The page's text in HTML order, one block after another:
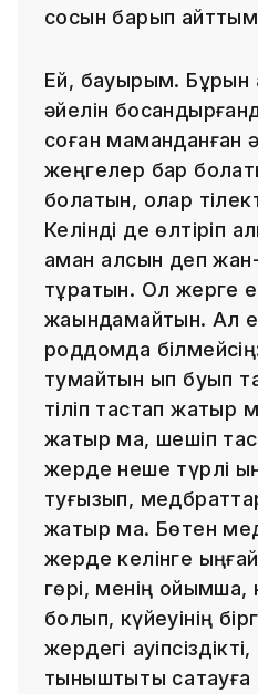
сосын барып
Ей, бауырым. Бұрын
әйелін
соған маманданған
жеңгелер бар
болатын, олар
Келінді де өлтіріп
аман қалсын деп
тұратын. Ол жерге
жақындамайтын. Ал
роддомда
тумайтын қып буып
тіліп тастап жатыр
жатыр ма, шешіп
жерде неше түрлі
туғызып,
жатыр ма. Бөтен
жерде келінге
гөрі, менің ойымша,
болып, күйеуінің
жердегі
тыныштықты